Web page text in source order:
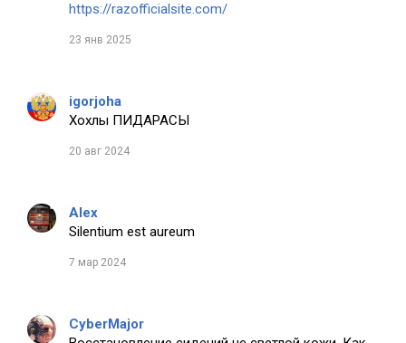
https://razofficialsite.com/
23 янв 2025
igorjoha
Хохлы ПИДАРАСЫ
20 авг 2024
Alex
Silentium est aureum
7 мар 2024
CyberMajor